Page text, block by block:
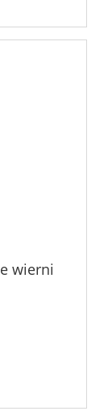
wierni